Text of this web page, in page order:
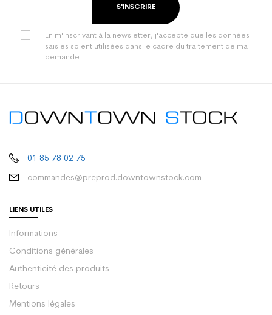
S'INSCRIRE
En m'inscrivant à la newsletter, j'accepte que les données
saisies soient utilisées dans le cadre du traitement de ma
demande.
01 85 78 02 75
commandes@preprod.downtownstock.com
LIENS UTILES
Informations
Conditions générales
Authenticité des produits
Retours
Mentions légales